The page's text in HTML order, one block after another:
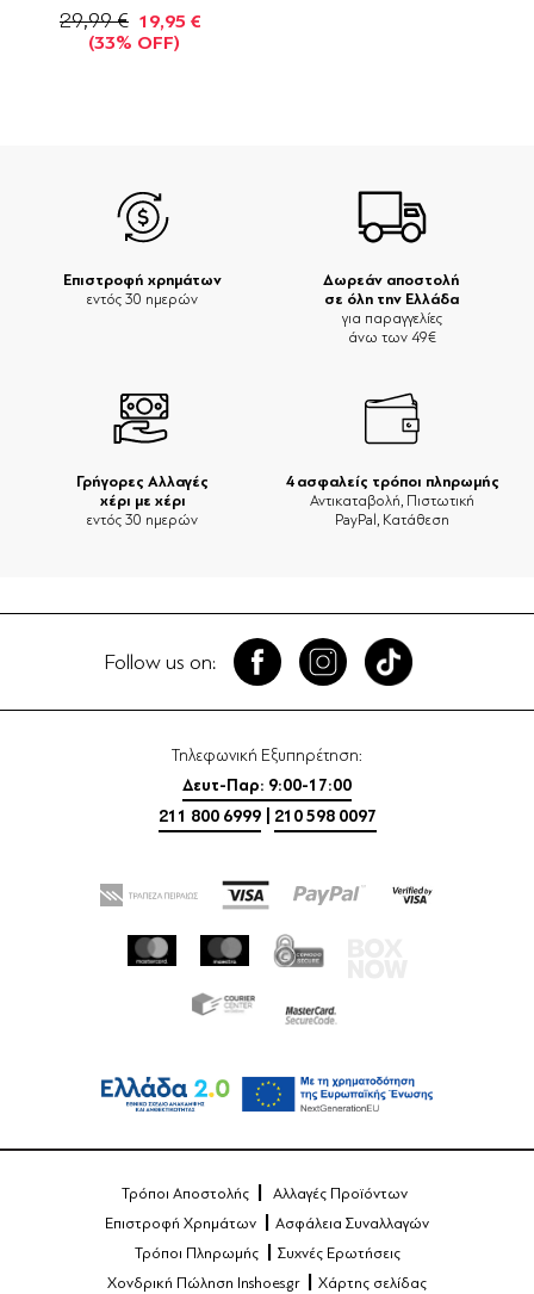
29,99 € 19,95 €
(33% OFF)
Δωρεάν αποστολή
σε όλη την Ελλάδα
για παραγγελίες
άνω των 49€
Επιστροφή χρημάτων
εντός 30 ημερών
Γρήγορες Αλλαγές
χέρι με χέρι
εντός 30 ημερών
4 ασφαλείς τρόποι πληρωμής
Αντικαταβολή, Πιστωτική
PayPal, Κατάθεση
Follow us on:
Τηλεφωνική Εξυπηρέτηση:
Δευτ-Παρ: 9:00-17:00
211 800 6999
210 598 0097
Τρόποι Αποστολής
Αλλαγές Προϊόντων
Επιστροφή Χρημάτων
Ασφάλεια Συναλλαγών
Τρόποι Πληρωμής
Συχνές Ερωτήσεις
Χονδρική Πώληση Inshoes.gr
Χάρτης σελίδας